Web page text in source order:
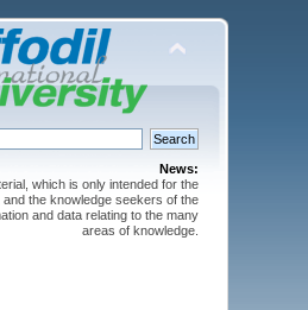
News:
which is only intended for the
the knowledge seekers of the
and data relating to the many
areas of knowledge.